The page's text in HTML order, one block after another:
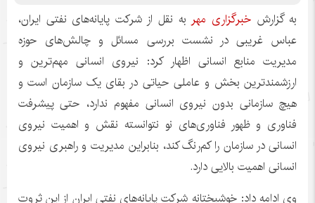
به گزارش خبرگزاری مهر به نقل از شرکت پایانه‌های نفتی ایران،
عباس غریبی در نشست بررسی مسائل و چالش‌های حوزه
مدیریت منابع انسانی اظهار کرد: نیروی انسانی مهم‌ترین و
ارزشمندترین بخش و عاملی حیاتی در بقای یک سازمان است و
هیچ سازمانی بدون نیروی انسانی مفهوم ندارد، حتی پیشرفت
فناوری و ظهور فناوری‌های نو نتوانسته نقش و اهمیت نیروی
انسانی در سازمان را کم‌رنگ کند، بنابراین مدیریت و راهبری نیروی
انسانی اهمیت بالایی دارد.
وی ادامه داد: خوشبختانه شرکت پایانه‌های نفتی ایران از این ثروت